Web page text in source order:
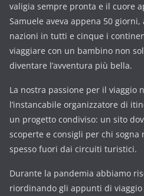
valigia sempre pronta e il cuore
Samuele aveva appena 50
nazioni in tutti e cinque i
viaggiare con un bambino non
diventare l’avventura più bella.
La nostra passione per il viaggio
l’instancabile organizzatore di
un progetto condiviso: un sito
scoperte e consigli per chi
spesso fuori dai circuiti turistici.
Durante la pandemia abbiamo
riordinando gli appunti di